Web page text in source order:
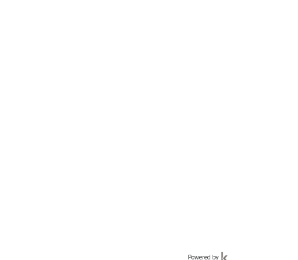
Powered by